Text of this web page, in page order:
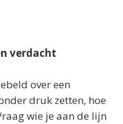
verdacht
over een
druk zetten, hoe
wie je aan de lijn